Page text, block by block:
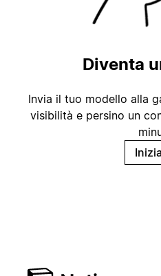
Diventa
Invia il tuo modello alla
visibilità e persino un
Inizia